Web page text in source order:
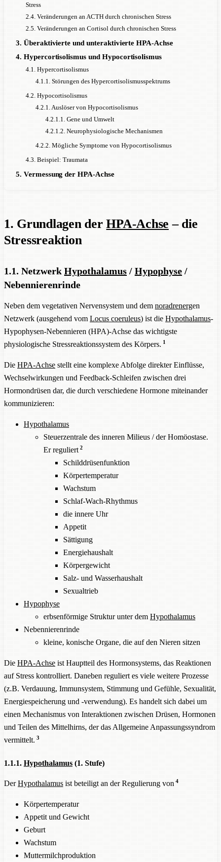
Stress
2.4. Veränderungen an ACTH durch chronischen Stress
2.5. Veränderungen an Cortisol durch chronischen Stress
3. Überaktivierte und unteraktivierte HPA-Achse
4. Hypercortisolismus und Hypocortisolismus
4.1. Hypercortisolismus
4.1.1. Störungen des Hypercortisolismusspektrums
4.2. Hypocortisolismus
4.2.1. Auslöser von Hypocortisolismus
4.2.1.1. Gene und Umwelt
4.2.1.2. Neurophysiologische Mechanismen
4.2.2. Mögliche Symptome von Hypocortisolismus
4.3. Beispiel: Traumata
5. Vermessung der HPA-Achse
1. Grundlagen derHPA-Achse – die
Stressreaktion
1.1. Netzwerk Hypothalamus / Hypophyse /
Nebennierenrinde
Neben dem vegetativen Nervensystem und dem noradrenergen
Netzwerk (ausgehend vom Locus coeruleus) ist die Hypothalamus-
Hypophysen-Nebennieren (HPA)-Achse das wichtigste
physiologische Stressreaktionssystem des Körpers. 1
Die HPA-Achse stellt eine komplexe Abfolge direkter Einflüsse,
Wechselwirkungen und Feedback-Schleifen zwischen drei
Hormondrüsen dar, die durch verschiedene Hormone miteinander
kommunizieren:
Hypothalamus
Steuerzentrale des inneren Milieus / der Homöostase.
Er reguliert 2
Schilddrüsenfunktion
Körpertemperatur
Wachstum
Schlaf-Wach-Rhythmus
die innere Uhr
Appetit
Sättigung
Energiehaushalt
Körpergewicht
Salz- und Wasserhaushalt
Sexualtrieb
Hypophyse
erbsenförmige Struktur unter dem Hypothalamus
Nebennierenrinde
kleine, konische Organe, die auf den Nieren sitzen
Die HPA-Achse ist Hauptteil des Hormonsystems, das Reaktionen
auf Stress kontrolliert. Daneben reguliert es viele weitere Prozesse
(z.B. Verdauung, Immunsystem, Stimmung und Gefühle, Sexualität,
Energiespeicherung und -verwendung). Es handelt sich dabei um
einen Mechanismus von Interaktionen zwischen Drüsen, Hormonen
und Teilen des Mittelhirns, der das Allgemeine Anpassungssyndrom
vermittelt. 3
1.1.1. Hypothalamus (1. Stufe)
DerHypothalamus ist beteiligt an der Regulierung von 4
Körpertemperatur
Appetit und Gewicht
Geburt
Wachstum
Muttermilchproduktion